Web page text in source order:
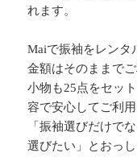
れます。
Maiで振袖をレンタ
金額はそのままで
小物も25点をセッ
容で安心してご利
「振袖選びだけで
選びたい」とおっ